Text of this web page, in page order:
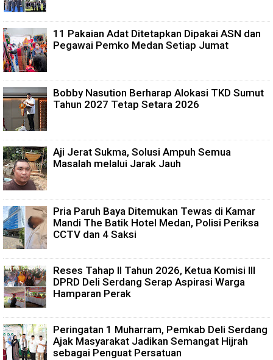
11 Pakaian Adat Ditetapkan Dipakai ASN dan
Pegawai Pemko Medan Setiap Jumat
Bobby Nasution Berharap Alokasi TKD Sumut
Tahun 2027 Tetap Setara 2026
Aji Jerat Sukma, Solusi Ampuh Semua
Masalah melalui Jarak Jauh
Pria Paruh Baya Ditemukan Tewas di Kamar
Mandi The Batik Hotel Medan, Polisi Periksa
CCTV dan 4 Saksi
Reses Tahap II Tahun 2026, Ketua Komisi III
DPRD Deli Serdang Serap Aspirasi Warga
Hamparan Perak
Peringatan 1 Muharram, Pemkab Deli Serdang
Ajak Masyarakat Jadikan Semangat Hijrah
sebagai Penguat Persatuan